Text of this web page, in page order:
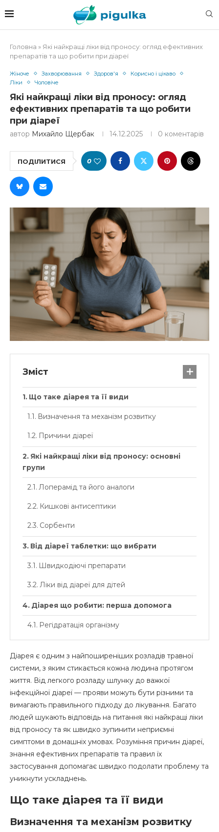
Головна » Які найкращі ліки від проносу: огляд ефективних
препаратів та що робити при діареї
Жіноче Захворювання Здоров'я
Корисно і цікаво
Ліки
Чоловіче
Які найкращі ліки від проносу: огляд
ефективних препаратів та що робити
при діареї
автор Михайло Щербак 14.12.2025 0 коментарів
ПОДІЛИТИСЯ 0
Зміст
Що таке діарея та її види
Визначення та механізм розвитку
Причини діареї
Які найкращі ліки від проносу: основні
групи
Лоперамід та його аналоги
Кишкові антисептики
Сорбенти
Від діареї таблетки: що вибрати
Швидкодіючі препарати
Ліки від діареї для дітей
Діарея що робити: перша допомога
Регідратація організму
Що можна їсти при діареї
Дієта перших днів
Що не можна їсти при діареї
Чай при діареї та народні засоби
Які напої допомагають
Що з’їсти від проносу в домашніх умовах
Як зупинити пронос: швидкі методи
Як зупинити пронос у дорослого
Як зупинити пронос у дитини
Діарея є одним з найпоширеніших розладів травної
системи, з яким стикається кожна людина протягом
життя. Від легкого розладу шлунку до важкої
інфекційної діареї — прояви можуть бути різними та
вимагають правильного підходу до лікування. Багато
людей шукають відповідь на питання які найкращі ліки
від проносу та як швидко зупинити неприємні
симптоми в домашніх умовах. Розуміння причин діареї,
знання ефективних препаратів та правил їх
застосування допомагає швидко подолати проблему та
уникнути ускладнень.
Що таке діарея та її види
Визначення та механізм розвитку